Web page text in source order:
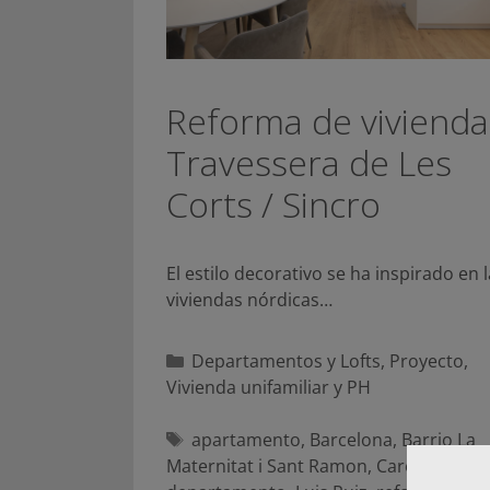
Reforma de vivienda
Travessera de Les
Corts / Sincro
El estilo decorativo se ha inspirado en
viviendas nórdicas…
Categorías
Departamentos y Lofts, Proyecto,
Vivienda unifamiliar y PH
Etiquetas
apartamento, Barcelona, Barrio La
Maternitat i Sant Ramon, Carolina Luzón